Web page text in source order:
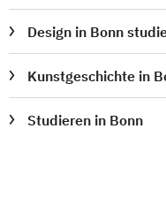
Design in Bonn
Kunstgeschichte in
Studieren in Bonn